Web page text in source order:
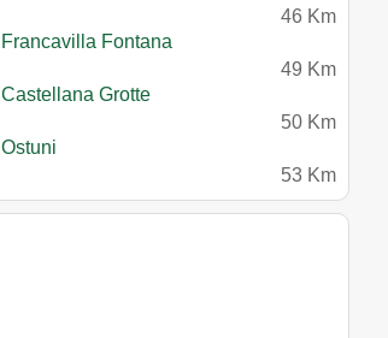
46 Km
Francavilla Fontana
49 Km
Castellana Grotte
50 Km
Ostuni
53 Km